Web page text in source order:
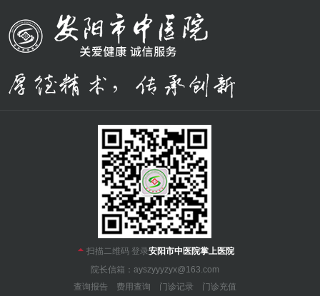
扫描二维码 登录安阳市中医院掌上医院
院长信箱：ayszyyyzyx@163.com
查询报告
费用查询 门诊记录 门诊充值